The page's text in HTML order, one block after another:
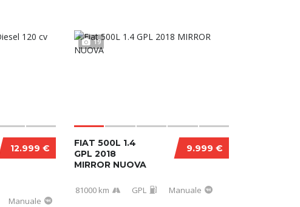
12.999 €
Manuale
19
9.999 €
FIAT 500L 1.4
GPL 2018
MIRROR NUOVA
81000 km GPL Manuale